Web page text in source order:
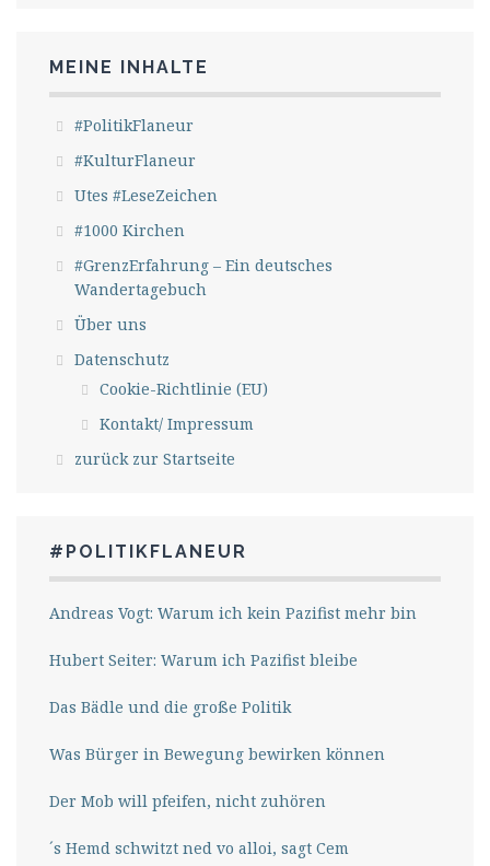
MEINE INHALTE
#PolitikFlaneur
#KulturFlaneur
Utes #LeseZeichen
#1000 Kirchen
#GrenzErfahrung – Ein deutsches
Wandertagebuch
Über uns
Datenschutz
Cookie-Richtlinie (EU)
Kontakt/ Impressum
zurück zur Startseite
#POLITIKFLANEUR
Andreas Vogt: Warum ich kein Pazifist mehr bin
Hubert Seiter: Warum ich Pazifist bleibe
Das Bädle und die große Politik
Was Bürger in Bewegung bewirken können
Der Mob will pfeifen, nicht zuhören
´s Hemd schwitzt ned vo alloi, sagt Cem